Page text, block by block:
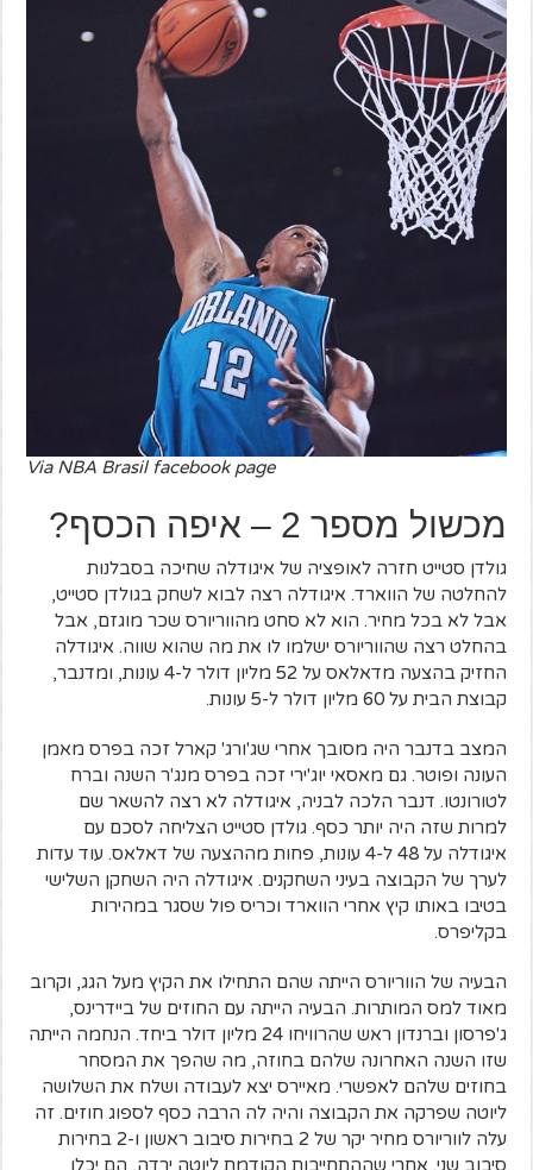
Via NBA Brasil facebook page
מכשול מספר 2 – איפה הכסף?
גולדן סטייט חזרה לאופציה של איגודלה שחיכה בסבלנות
להחלטה של הווארד. איגודלה רצה לבוא לשחק בגולדן סטייט,
אבל לא בכל מחיר. הוא לא סחט מהווריורס שכר מוגזם, אבל
בהחלט רצה שהווריורס ישלמו לו את מה שהוא שווה. איגודלה
החזיק בהצעה מדאלאס על 52 מליון דולר ל-4 עונות, ומדנבר,
קבוצת הבית על 60 מליון דולר ל-5 עונות.
המצב בדנבר היה מסובך אחרי שג'ורג' קארל זכה בפרס מאמן
העונה ופוטר. גם מאסאי יוג'ירי זכה בפרס מנג'ר השנה וברח
לטורונטו. דנבר הלכה לבניה, איגודלה לא רצה להשאר שם
למרות שזה היה יותר כסף. גולדן סטייט הצליחה לסכם עם
איגודלה על 48 ל-4 עונות, פחות מההצעה של דאלאס. עוד עדות
לערך של הקבוצה בעיני השחקנים. איגודלה היה השחקן השלישי
בטיבו באותו קיץ אחרי הווארד וכריס פול שסגר במהירות
בקליפרס.
הבעיה של הווריורס הייתה שהם התחילו את הקיץ מעל הגג, וקרוב
מאוד למס המותרות. הבעיה הייתה עם החוזים של ביידרינס,
ג'פרסון וברנדון ראש שהרוויחו 24 מליון דולר ביחד. הנחמה הייתה
שזו השנה האחרונה שלהם בחוזה, מה שהפך את המסחר
בחוזים שלהם לאפשרי. מאיירס יצא לעבודה ושלח את השלושה
ליוטה שפרקה את הקבוצה והיה לה הרבה כסף לספוג חוזים. זה
עלה לווריורס מחיר יקר של 2 בחירות סיבוב ראשון ו-2 בחירות
סיבוב שני. אחרי שההתחייבות הקודמת ליוטה ירדה, הם יכלו